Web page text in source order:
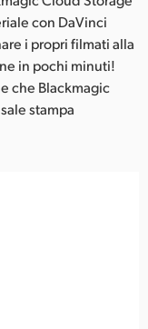
con DaVinci
i propri filmati alla
in pochi minuti!
che Blackmagic
stampa